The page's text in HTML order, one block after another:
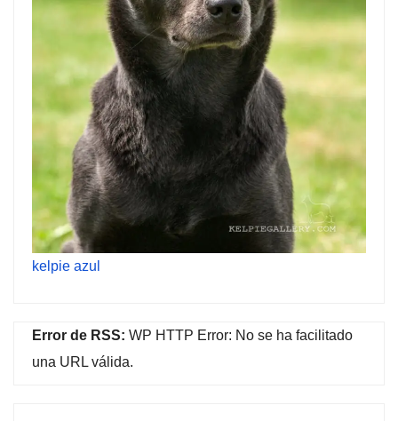
kelpie azul
Error de RSS: WP HTTP Error: No se ha facilitado
una URL válida.